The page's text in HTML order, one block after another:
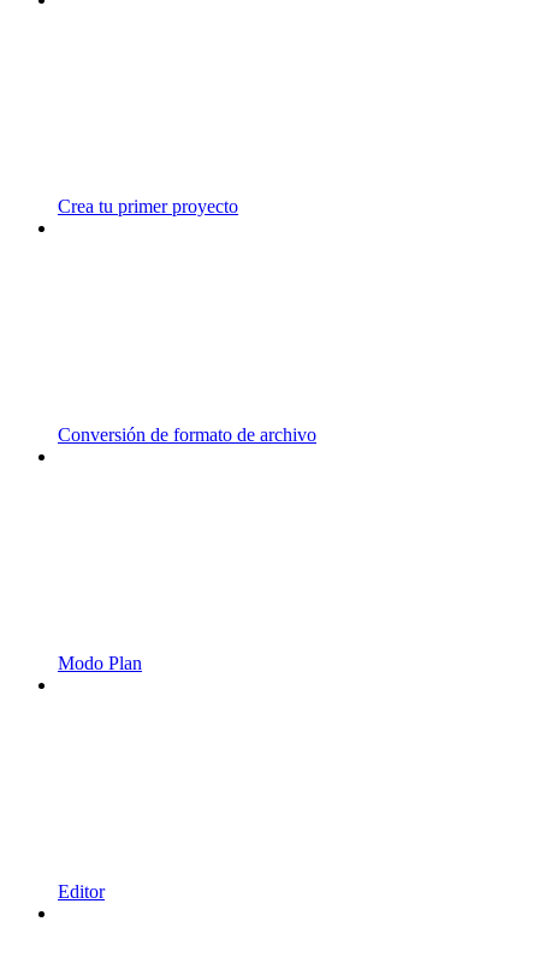
Crea tu primer proyecto
Conversión de formato de archivo
Modo Plan
Editor